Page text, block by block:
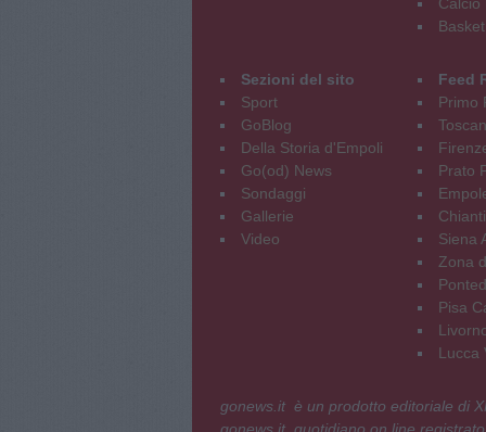
Basket
Sezioni del sito
Sport
GoBlog
Della Storia d'Empoli
Go(od) News
Sondaggi
Gallerie
Video
Feed
Primo
Prato
Siena
Zona
Pisa
Lucca
gonews.it è un prodotto editoriale di